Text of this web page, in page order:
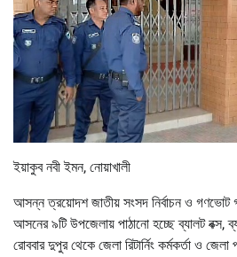
ইয়াকুব নবী ইমন, নোয়াখালী
আসন্ন ত্রয়োদশ জাতীয় সংসদ নির্বাচন ও গণভোট
আসনের ৯টি উপজেলায় পাঠানো হচ্ছে ব্যালট বক্স,
রোববার দুপুর থেকে জেলা রিটার্নিং কর্মকর্তা ও